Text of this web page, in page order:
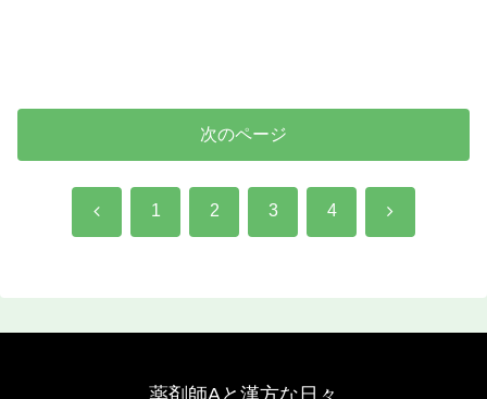
次のページ
前 1 2 3 4 次
薬剤師Aと漢方な日々